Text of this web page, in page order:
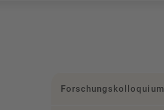
Forschungskolloquium